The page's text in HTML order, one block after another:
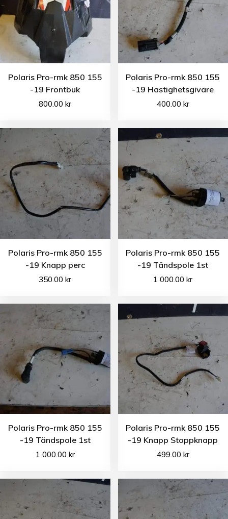
Polaris Pro-rmk 850 155
-19 Frontbuk
800.00kr
Polaris Pro-rmk 850 155
-19 Hastighetsgivare
400.00 kr
Polaris Pro-rmk 850 155
-19 Knapp perc
350.00kr
Polaris Pro-rmk 850 155
-19 Tändspole 1st
1 000.00kr
Polaris Pro-rmk 850 155
-19 Tändspole 1st
1 000.00 kr
Polaris Pro-rmk 850 155
-19 Knapp Stoppknapp
499.00 kr